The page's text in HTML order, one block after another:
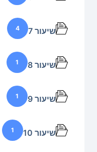
שיעור 7 4
שיעור 8 1
שיעור 9 1
שיעור 10 1